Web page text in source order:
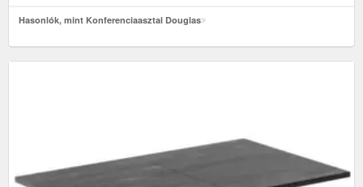
Hasonlók, mint Konferenciaasztal Douglas